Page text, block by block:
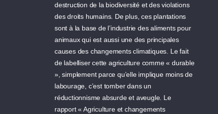
destruction de la biodiversité et des violations
des droits humains. De plus, ces plantations
sont à la base de l’industrie des aliments pour
animaux qui est aussi une des principales
causes des changements climatiques. Le fait
de labelliser cette agriculture comme « durable
», simplement parce qu’elle implique moins de
labourage, c’est tomber dans un
réductionnisme absurde et aveugle. Le
rapport « Agriculture et changements